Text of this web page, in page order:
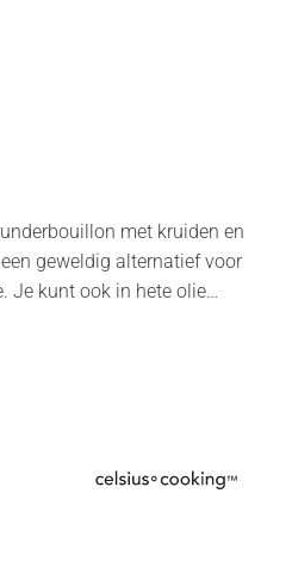
met kruiden en
geweldig alternatief voor
Je kunt ook in hete olie